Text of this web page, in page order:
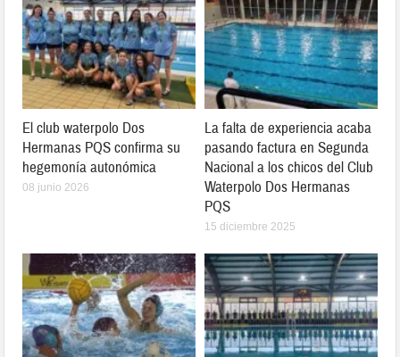
El club waterpolo Dos
Hermanas PQS confirma su
hegemonía autonómica
08 junio 2026
La falta de experiencia acaba
pasando factura en Segunda
Nacional a los chicos del Club
Waterpolo Dos Hermanas
PQS
15 diciembre 2025